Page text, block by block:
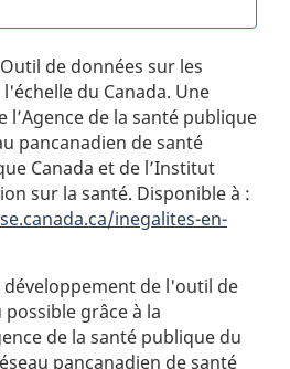
Outil de données sur les
du Canada. Une
de la santé publique
pancanadien de santé
Canada et de l’Institut
sur la santé. Disponible à :
inegalites-en-
développement de l'outil de
grâce à la
de la santé publique du
pancanadien de santé